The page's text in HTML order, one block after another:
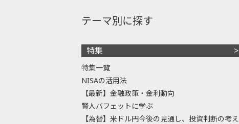
テーマ別に探す
特集
特集一覧
NISAの活用法
【最新】金融政策・金利動向
賢人バフェットに学ぶ
【為替】米ドル円今後の見通し、投資判断の考え